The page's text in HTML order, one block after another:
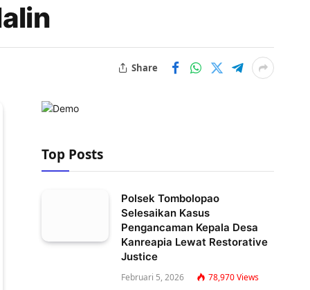
Share
Top Posts
Polsek Tombolopao
Selesaikan Kasus
Pengancaman Kepala Desa
Kanreapia Lewat Restorative
Justice
Februari 5, 2026 78,970Views